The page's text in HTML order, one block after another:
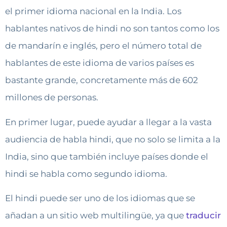
el primer idioma nacional en la India. Los
hablantes nativos de hindi no son tantos como los
de mandarín e inglés, pero el número total de
hablantes de este idioma de varios países es
bastante grande, concretamente más de 602
millones de personas.
En primer lugar, puede ayudar a llegar a la vasta
audiencia de habla hindi, que no solo se limita a la
India, sino que también incluye países donde el
hindi se habla como segundo idioma.
El hindi puede ser uno de los idiomas que se
añadan a un sitio web multilingüe, ya que traducir